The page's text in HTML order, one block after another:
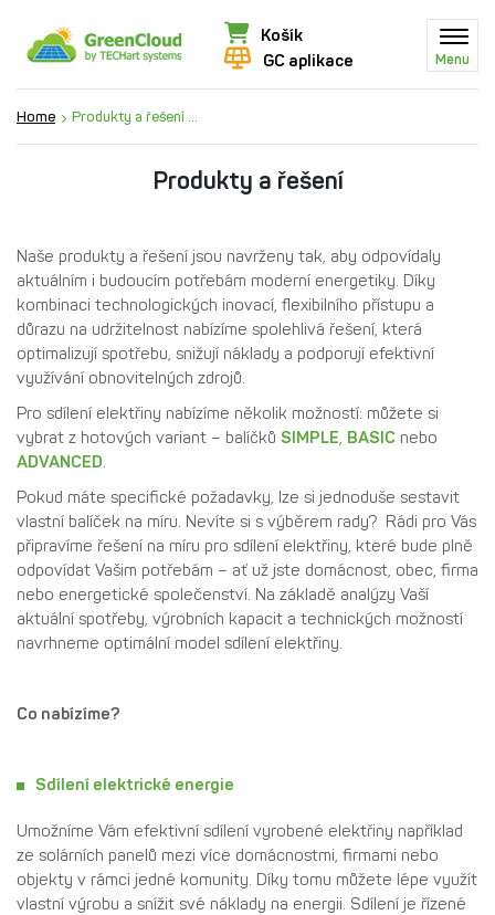
Menu
Košík
GC aplikace
Home Produkty a řešení ...
Produkty a řešení
Naše produkty a řešení jsou navrženy tak, aby odpovídaly
aktuálním i budoucím potřebám moderní energetiky. Díky
kombinaci technologických inovací, flexibilního přístupu a
důrazu na udržitelnost nabízíme spolehlivá řešení, která
optimalizují spotřebu, snižují náklady a podporují efektivní
využívání obnovitelných zdrojů.
Pro sdílení elektřiny nabízíme několik možností: můžete si
vybrat z hotových variant – balíčků SIMPLE, BASIC nebo
ADVANCED.
Pokud máte specifické požadavky, lze si jednoduše sestavit
vlastní balíček na míru. Nevíte si s výběrem rady? Rádi pro Vás
připravíme řešení na míru pro sdílení elektřiny, které bude plně
odpovídat Vašim potřebám – ať už jste domácnost, obec, firma
nebo energetické společenství. Na základě analýzy Vaší
aktuální spotřeby, výrobních kapacit a technických možností
navrhneme optimální model sdílení elektřiny.
Co nabízíme?
Sdílení elektrické energie
Umožníme Vám efektivní sdílení vyrobené elektřiny například
ze solárních panelů mezi více domácnostmi, firmami nebo
objekty v rámci jedné komunity. Díky tomu můžete lépe využít
vlastní výrobu a snížit své náklady na energii. Sdílení je řízené